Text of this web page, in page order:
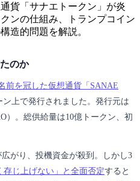
貨「サナエトークン」が炎
ンの仕組み、トランプコイン
造的問題を解説。
のか
前を冠した仮想通貨「SANAE
ン上で発行されました。発行元は
）。総供給量は10億トークン、初
がり、投機資金が殺到。しかし3
じ上げない」と全面否定すると